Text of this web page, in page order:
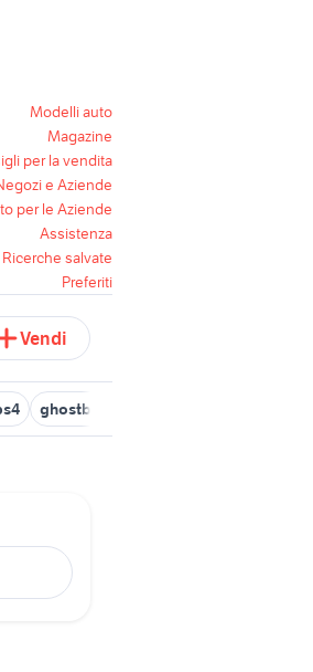
Modelli auto
Magazine
per la vendita
e Aziende
per le Aziende
Assistenza
Ricerche salvate
Preferiti
Vendi
ghostbusters ps4